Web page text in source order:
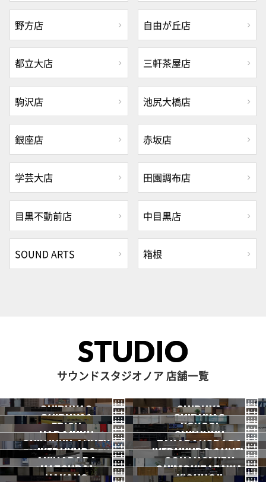
野方店 自由が丘店
都立大店 三軒茶屋店
駒沢店 池尻大橋店
銀座店 赤坂店
学芸大店 田園調布店
目黒不動前店 中目黒店
SOUND ARTS 箱根
STUDIO
サウンドスタジオノア 店舗一覧
SHIBUYA3
渋谷3号
2026.07 OPEN
SHIBUYA
渋谷本店
SHIBUYA1
渋谷1号
SHIBUYA2
渋谷2号
EBISU
恵比寿
YOYOGI
代々木
HARAJUKU
原宿
SHINJUKU
新宿
SHINJUKU ANNEX
新宿ANNEX
TAKADANOBABA
高田馬場
IKEBUKURO
池袋
IKEBUKURO ANNEX
池袋ANNEX
AKIHABARA
秋葉原
OCHANOMIZU
御茶ノ水
HATSUDAI SHIMOKITAZAWA